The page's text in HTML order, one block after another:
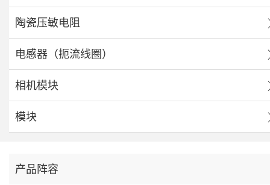
陶瓷压敏电阻
电感器（扼流线圈）
相机模块
模块
产品阵容